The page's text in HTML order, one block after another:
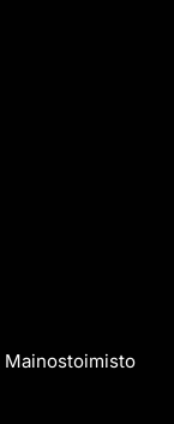
Mainostoimisto